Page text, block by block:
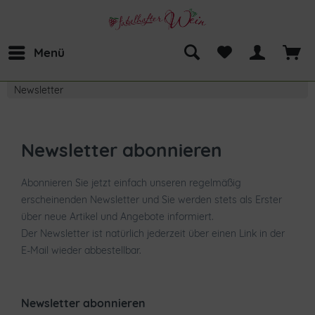
Menü
Newsletter
Newsletter abonnieren
Abonnieren Sie jetzt einfach unseren regelmäßig
erscheinenden Newsletter und Sie werden stets als Erster
über neue Artikel und Angebote informiert.
Der Newsletter ist natürlich jederzeit über einen Link in der
E-Mail wieder abbestellbar.
Newsletter abonnieren